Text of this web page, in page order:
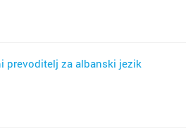
prevoditelj za albanski jezik